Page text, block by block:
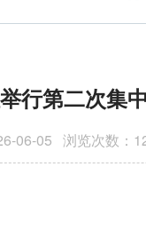
行第二次集
06-05 浏览次数：